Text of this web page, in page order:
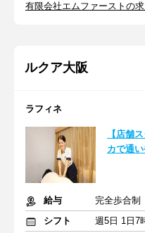
有限会社エムファーストの
ルクア大阪
ラフィネ
【店舗
カで通
給与
完全歩合制
シフト
週5日 1日7